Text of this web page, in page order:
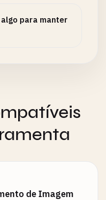
para manter
de Imagem